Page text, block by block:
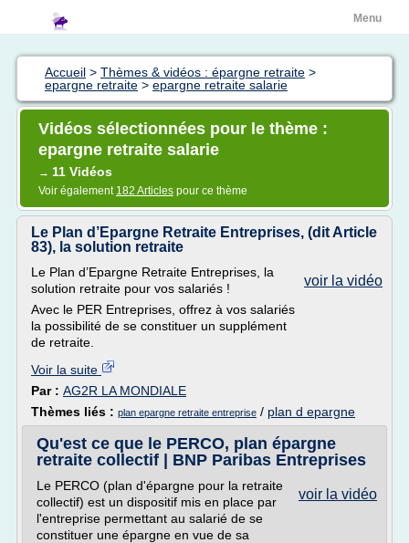
Menu
Accueil > Thèmes & vidéos : épargne retraite >
epargne retraite > epargne retraite salarie
Vidéos sélectionnées pour le thème :
epargne retraite salarie
→ 11 Vidéos
Voir également 182 Articles pour ce thème
Le Plan d’Epargne Retraite Entreprises, (dit Article
83), la solution retraite
voir la vidéo
Le Plan d’Epargne Retraite Entreprises, la
solution retraite pour vos salariés !
Avec le PER Entreprises, offrez à vos salariés
la possibilité de se constituer un supplément
de retraite.
Voir la suite
Par : AG2R LA MONDIALE
Thèmes liés : plan epargne retraite entreprise / plan d epargne
Qu'est ce que le PERCO, plan épargne
retraite collectif | BNP Paribas Entreprises
voir la vidéo
Le PERCO (plan d'épargne pour la retraite
collectif) est un dispositif mis en place par
l'entreprise permettant au salarié de se
constituer une épargne en vue de sa